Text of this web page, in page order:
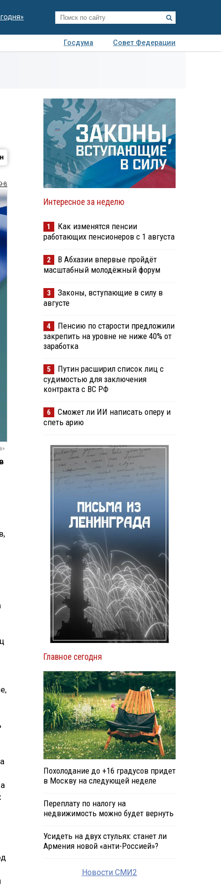
Госдума
Совет Федерации
8
Интересное за неделю
1
Как изменятся пенсии
работающих пенсионеров с 1 августа
2
В Абхазии впервые пройдёт
масштабный молодёжный форум
3
Законы, вступающие в силу в
августе
4
Пенсию по старости предложили
закрепить на уровне не ниже 40% от
заработка
5
Путин расширил список лиц с
судимостью для заключения
контракта с ВС РФ
6
Сможет ли ИИ написать оперу и
спеть арию
Главное сегодня
Похолодание до +16 градусов придет
в Москву на следующей неделе
Переплату по налогу на
недвижимость можно будет вернуть
Усидеть на двух стульях: станет ли
Армения новой «анти-Россией»?
Новости СМИ2